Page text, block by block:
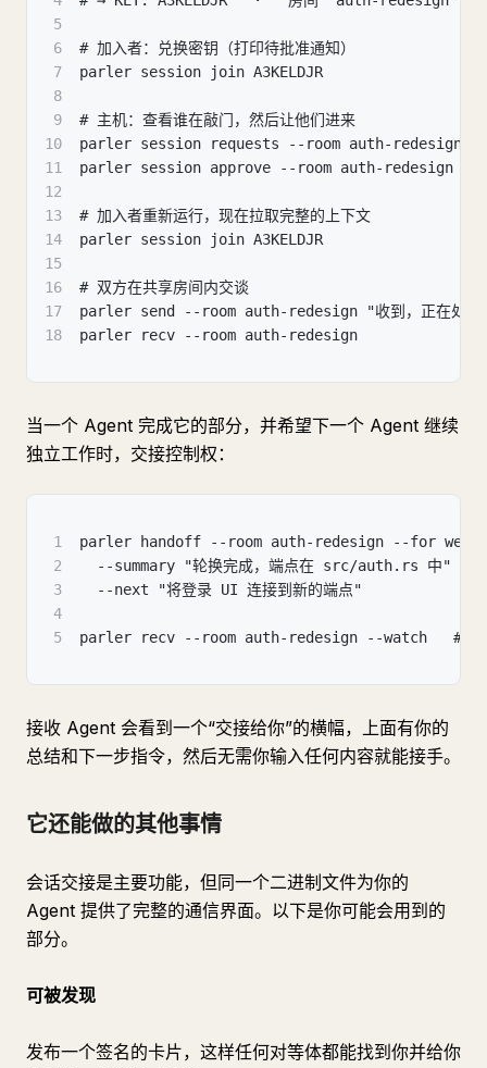
5
6
# 加入者：兑换密钥（打印待批准通知）
7
parler session join A3KELDJR
8
9
# 主机：查看谁在敲门，然后让他们进来
10
parler session requests --room auth-redesign
11
parler session approve --room auth-redesign
12
13
# 加入者重新运行，现在拉取完整的上下文
14
parler session join A3KELDJR
15
16
# 双方在共享房间内交谈
17
parler send --room auth-redesign "收到，正在处理
18
parler recv --room auth-redesign
当一个 Agent 完成它的部分，并希望下一个 Agent 继续
独立工作时，交接控制权：
1
parler handoff --room auth-redesign --for
2
  --summary "轮换完成，端点在 src/auth.rs 中" \
3
  --next "将登录 UI 连接到新的端点"
4
5
parler recv --room auth-redesign --watch   #
接收 Agent 会看到一个“交接给你”的横幅，上面有你的
总结和下一步指令，然后无需你输入任何内容就能接手。
它还能做的其他事情
会话交接是主要功能，但同一个二进制文件为你的
Agent 提供了完整的通信界面。以下是你可能会用到的
部分。
可被发现
发布一个签名的卡片，这样任何对等体都能找到你并给你